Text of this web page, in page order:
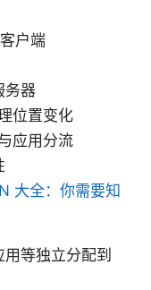
户端
务器
位置变化
应用分流
大全：你需要知
等独立分配到